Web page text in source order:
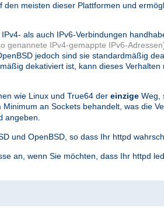
den meisten dieser Plattformen und
als auch IPv6-Verbindungen
genannete IPv4-gemappte IPv6-
jedoch sind sie standardmäßig
dekativiert ist, kann dieses Verhalten
wie Linux und True64 der einzige Weg,
an Sockets behandelt, was die
angeben.
und OpenBSD, so dass Ihr httpd
an, wenn Sie möchten, dass Ihr httpd